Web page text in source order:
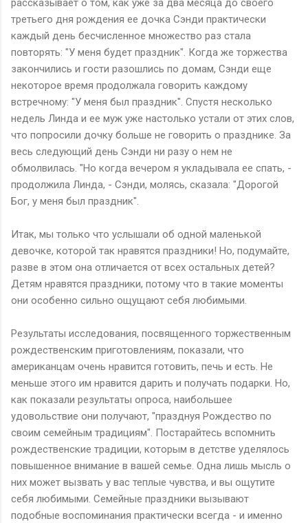
рассказывает о том, как уже за два месяца до своего
третьего дня рождения ее дочка Сэнди практически
каждый день бесчисленное множество раз стала
повторять: "У меня будет праздник". Когда же торжества
закончились и гости разошлись по домам, Сэнди еще
некоторое время продолжала говорить каждому
встречному: "У меня был праздник". Спустя несколько
недель Линда и ее муж уже настолько устали от этих слов,
что попросили дочку больше не говорить о празднике. За
весь следующий день Сэнди ни разу о нем не
обмолвилась. "Но когда вечером я укладывала ее спать, -
продолжила Линда, - Сэнди, молясь, сказала: "Дорогой
Бог, у меня был праздник".
Итак, мы только что услышали об одной маленькой
девочке, которой так нравятся праздники! Но, подумайте,
разве в этом она отличается от всех остальных детей?
Детям нравятся праздники, потому что в такие моменты
они особенно сильно ощущают себя любимыми.
Результаты исследования, посвященного торжественным
рождественским приготовлениям, показали, что
американцам очень нравится готовить, печь и есть. Не
меньше этого им нравится дарить и получать подарки. Но,
как показали результаты опроса, наибольшее
удовольствие они получают, "празднуя Рождество по
своим семейным традициям". Постарайтесь вспомнить
рождественские традиции, которым в детстве уделялось
повышенное внимание в вашей семье. Одна лишь мысль о
них может вызвать у вас теплые чувства, и вы ощутите
себя любимыми. Семейные праздники вызывают
подобные воспоминания практически всегда - и именно